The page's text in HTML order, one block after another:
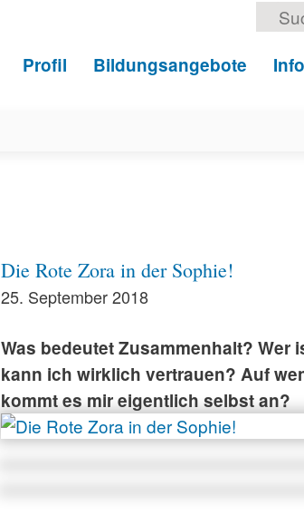
Profil Bildungsangebote
Die Rote Zora in der Sophie!
25. September 2018
Was bedeutet Zusammenhalt? Wer
kann ich wirklich vertrauen? Auf
kommt es mir eigentlich selbst an?